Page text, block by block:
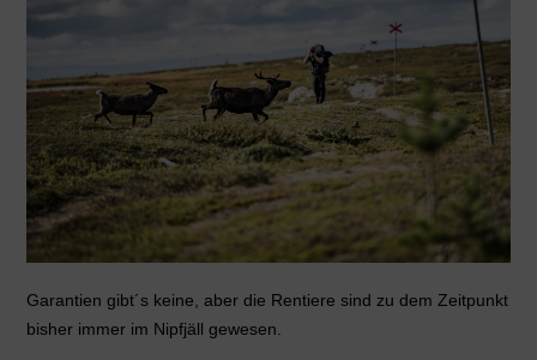
Garantien gibt´s keine, aber die Rentiere sind zu dem Zeitpunkt
bisher immer im Nipfjäll gewesen.